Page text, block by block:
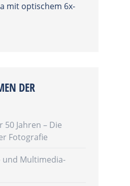
mit optischem 6x-
DER
Jahren – Die
Fotografie
Multimedia-